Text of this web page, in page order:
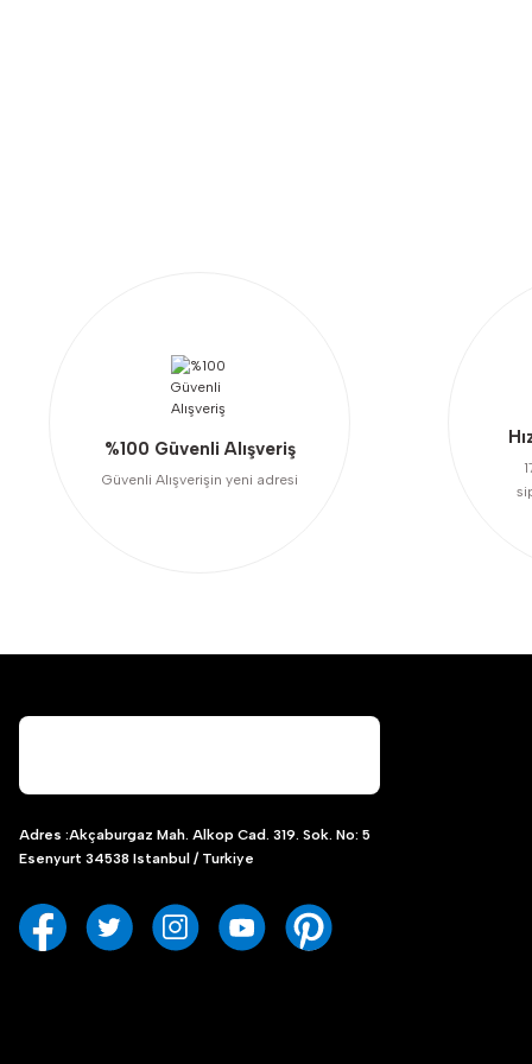
%100 Güvenli Alışveriş
Güvenli Alışverişin yeni adresi
Adres :Akçaburgaz Mah. Alkop Cad. 319. Sok. No: 5
Esenyurt 34538 Istanbul / Turkiye